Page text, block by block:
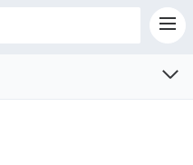
für die Bereitstellung von